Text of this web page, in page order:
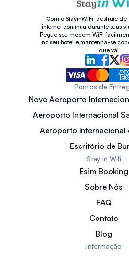
Com o StayinWiFi, desfrute
internet contínua durante suas
Pegue seu modem WiFi
no seu hotel e mantenha-se
que vá!
Pontos de
Novo Aeroporto
Aeroporto Internacional
Aeroporto Internacional
Escritório de
Stay in Wifi
Esim Booking
Sobre Nós
FAQ
Contato
Blog
Informação